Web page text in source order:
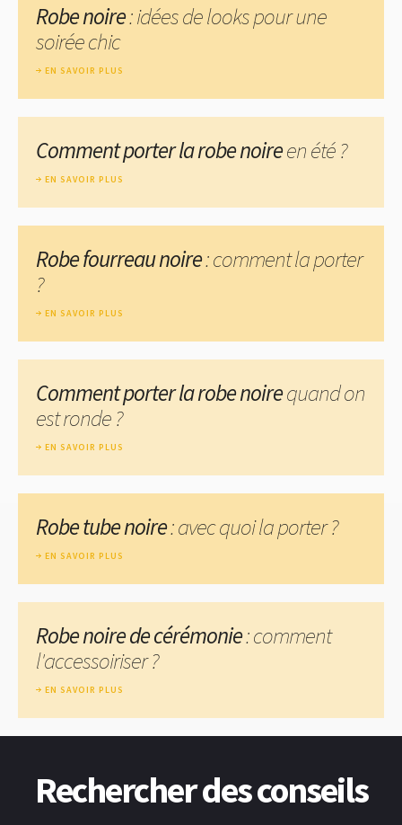
Robe noire: idées de looks pour une
soirée chic
EN SAVOIR PLUS
Comment porter la robe noireen été ?
EN SAVOIR PLUS
Robe fourreau noire: comment la porter
?
EN SAVOIR PLUS
Comment porter la robe noirequand on
est ronde ?
EN SAVOIR PLUS
Robe tube noire: avec quoi la porter ?
EN SAVOIR PLUS
Robe noire de cérémonie: comment
l'accessoiriser ?
EN SAVOIR PLUS
Rechercher des conseils